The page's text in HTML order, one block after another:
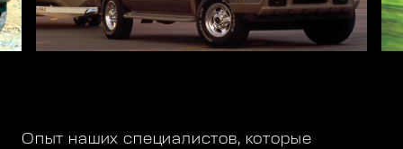
Опыт наших специалистов, которые